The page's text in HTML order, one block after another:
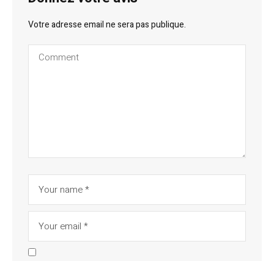
Votre adresse email ne sera pas publique.